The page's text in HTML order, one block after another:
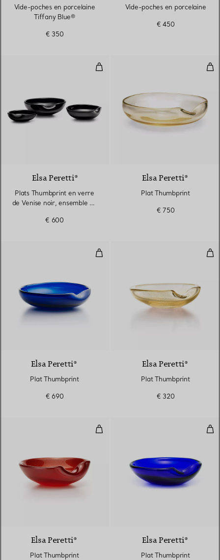
Vide-poches en porcelaine
Tiffany Blue®
€ 350
Vide-poches en porcelaine
€ 450
Plats Thumbprint en verre de
Elsa Peretti®
Plats Thumbprint en verre
de Venise noir, ensemble de
€ 600
Elsa Peretti®
Plat Thumbprint
€ 750
Plat Thumbprint
Elsa Peretti®
Plat Thumbprint
€ 690
Elsa Peretti®
Plat Thumbprint
€ 320
Plat Thumbprint
Elsa Peretti®
Plat Thumbprint
Elsa Peretti®
Plat Thumbprint